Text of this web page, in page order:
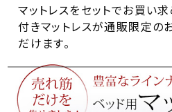
マットレスをセットでお買い
付きマットレスが通販限定の
だけます。